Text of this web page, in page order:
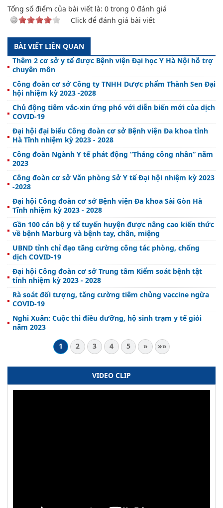
Tổng số điểm của bài viết là: 0 trong 0 đánh giá
Click để đánh giá bài viết
BÀI VIẾT LIÊN QUAN
Thêm 2 cơ sở y tế được Bệnh viện Đại học Y Hà Nội hỗ trợ
chuyên môn
Công đoàn cơ sở Công ty TNHH Dược phẩm Thành Sen Đại
hội nhiệm kỳ 2023 -2028
Chủ động tiêm vắc-xin ứng phó với diễn biến mới của dịch
COVID-19
Đại hội đại biểu Công đoàn cơ sở Bệnh viện Đa khoa tỉnh
Hà Tĩnh nhiệm kỳ 2023 - 2028
Công đoàn Ngành Y tế phát động “Tháng công nhân” năm
2023
Công đoàn cơ sở Văn phòng Sở Y tế Đại hội nhiệm kỳ 2023
-2028
Đại hội Công đoàn cơ sở Bệnh viện Đa khoa Sài Gòn Hà
Tĩnh nhiệm kỳ 2023 - 2028
Gần 100 cán bộ y tế tuyến huyện được nâng cao kiến thức
về bệnh Marburg và bệnh tay, chân, miệng
UBND tỉnh chỉ đạo tăng cường công tác phòng, chống
dịch COVID-19
Đại hội Công đoàn cơ sở Trung tâm Kiểm soát bệnh tật
tỉnh nhiệm kỳ 2023 - 2028
Rà soát đối tượng, tăng cường tiêm chủng vaccine ngừa
COVID-19
Nghi Xuân: Cuộc thi điều dưỡng, hộ sinh trạm y tế giỏi
năm 2023
1
2 3 4 5 » »»
VIDEO CLIP